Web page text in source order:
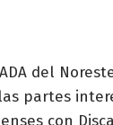
del
partes
con